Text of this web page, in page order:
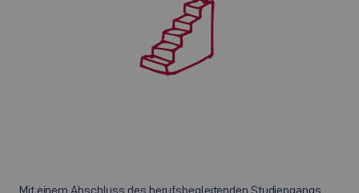
Mit einem Abschluss des berufsbegleitenden Studiengangs